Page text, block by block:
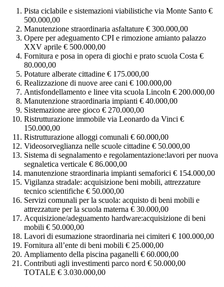
Pista ciclabile e sistemazioni viabilistiche via Monte Santo €
500.000,00
Manutenzione straordinaria asfaltature € 300.000,00
Opere per adeguamento CPI e rimozione amianto palazzo
XXV aprile € 500.000,00
Fornitura e posa in opera di giochi e prato scuola Costa €
80.000,00
Potature alberate cittadine € 175.000,00
Realizzazione di nuove aree cani € 100.000,00
Antisfondellamento e linee vita scuola Lincoln € 200.000,00
Manutenzione straordinaria impianti € 40.000,00
Sistemazione aree gioco € 270.000,00
Ristrutturazione immobile via Leonardo da Vinci €
150.000,00
Ristrutturazione alloggi comunali € 60.000,00
Videosorveglianza nelle scuole cittadine € 50.000,00
Sistema di segnalamento e regolamentazione:lavori per nuova
segnaletica verticale € 86.000,00
manutenzione straordinaria impianti semaforici € 154.000,00
Vigilanza stradale: acquisizione beni mobili, attrezzature
tecnico scientifiche € 50.000,00
Servizi comunali per la scuola: acquisto di beni mobili e
attrezzature per la scuola materna € 30.000,00
Acquisizione/adeguamento hardware:acquisizione di beni
mobili € 50.000,00
Lavori di esumazione straordinaria nei cimiteri € 100.000,00
Fornitura all’ente di beni mobili € 25.000,00
Ampliamento della piscina paganelli € 60.000,00
Contributi agli investimenti parco nord € 50.000,00
TOTALE € 3.030.000,00